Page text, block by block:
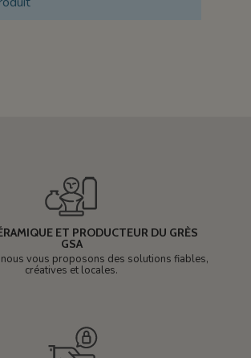
ET PRODUCTEUR DU GRÈS
GSA
vous proposons des solutions fiables,
créatives et locales.